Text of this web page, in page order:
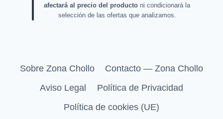
afectará al precio del producto ni condicionará la
selección de las ofertas que analizamos.
Sobre Zona Chollo
Contacto — Zona Chollo
Aviso Legal
Política de Privacidad
Política de cookies (UE)